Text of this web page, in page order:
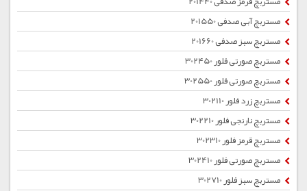
مستربچ آبی صدفی 201550
مستربچ سبز صدفی 201660
مستربچ صورتی فلور 302450
مستربچ صورتی فلور 302550
مستربچ زرد فلور 302110
مستربچ نارنجی فلور 302210
مستربچ قرمز فلور 302310
مستربچ صورتی فلور 302410
مستربچ سبز فلور 302710